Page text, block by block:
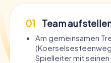
01 Team
Am gemeinsamen
Spielleiter mit seinen